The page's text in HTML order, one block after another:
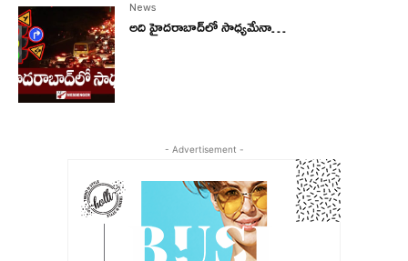
News
అది హైదరాబాద్‌లో సాధ్యమేనా…
- Advertisement -